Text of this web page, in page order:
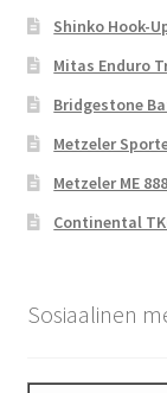
Shinko Hook-
Mitas Enduro
Bridgestone
Metzeler
Metzeler ME
Continental
Sosiaalinen